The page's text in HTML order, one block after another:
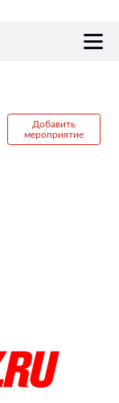
Добавить
мероприятие